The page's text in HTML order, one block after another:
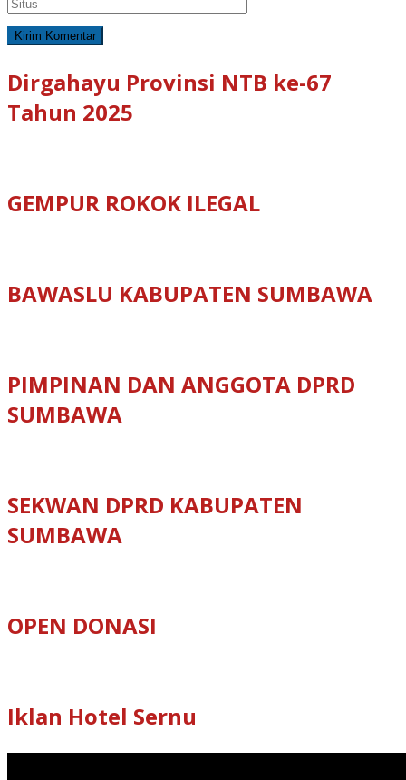
Dirgahayu Provinsi NTB ke-67
Tahun 2025
GEMPUR ROKOK ILEGAL
BAWASLU KABUPATEN SUMBAWA
PIMPINAN DAN ANGGOTA DPRD
SUMBAWA
SEKWAN DPRD KABUPATEN
SUMBAWA
OPEN DONASI
Iklan Hotel Sernu